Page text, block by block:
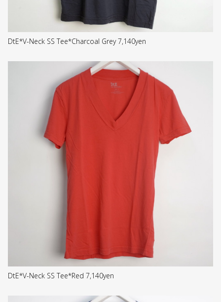
DtE*V-Neck SS Tee*Charcoal Grey 7,140yen
DtE*V-Neck SS Tee*Red 7,140yen